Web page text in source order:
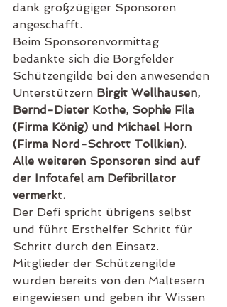
dank großzügiger Sponsoren
angeschafft.
Beim Sponsorenvormittag
bedankte sich die Borgfelder
Schützengilde bei den anwesenden
Unterstützern Birgit Wellhausen,
Bernd-Dieter Kothe, Sophie Fila
(Firma König) und Michael Horn
(Firma Nord-Schrott Tollkien).
Alle weiteren Sponsoren sind auf
der Infotafel am Defibrillator
vermerkt.
Der Defi spricht übrigens selbst
und führt Ersthelfer Schritt für
Schritt durch den Einsatz.
Mitglieder der Schützengilde
wurden bereits von den Maltesern
eingewiesen und geben ihr Wissen